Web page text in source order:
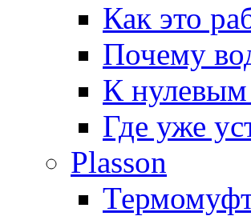
Как это
Почему
К
Где уже
Plasson